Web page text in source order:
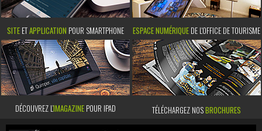
SITE ETAPPLICATION POUR SMARTPHONE ESPACE NUMÉRIQUE DE L'OFFICE DE TOURISME
DÉCOUVREZ L’IMAGAZINE POUR IPAD TÉLÉCHARGEZ NOSBROCHURES